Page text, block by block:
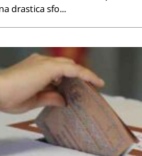
drastica sfo...